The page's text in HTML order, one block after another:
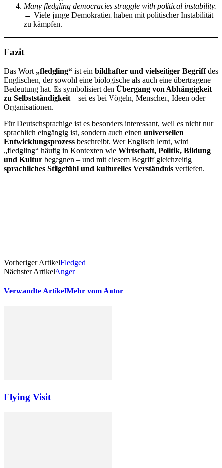
Many fledgling democracies struggle with political instability.
→ Viele junge Demokratien haben mit politischer Instabilität
zu kämpfen.
Fazit
Das Wort „fledgling“ ist ein bildhafter und vielseitiger Begriffdes
Englischen, der sowohl eine biologische als auch eine übertragene
Bedeutung hat. Es symbolisiert den Übergang von Abhängigkeit
zu Selbstständigkeit – sei es bei Vögeln, Menschen, Ideen oder
Organisationen.
Für Deutschsprachige ist es besonders interessant, weil es nicht nur
sprachlich eingängig ist, sondern auch einen universellen
Entwicklungsprozess beschreibt. Wer Englisch lernt, wird
„fledgling“ häufig in Kontexten wie Wirtschaft, Politik, Bildung
und Kultur begegnen – und mit diesem Begriff gleichzeitig
sprachliches Stilgefühl und kulturelles Verständnis vertiefen.
Vorheriger ArtikelFledged
Nächster ArtikelAnger
Verwandte ArtikelMehr vom Autor
Flying Visit